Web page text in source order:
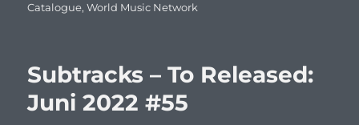
Catalogue,World Music Network
Subtracks – To Released:
Juni 2022 #55